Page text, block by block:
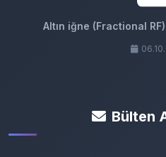
Altın iğne (Fractional
Bülten